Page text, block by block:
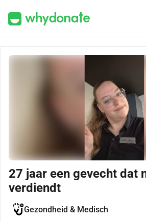
27 jaar een gevecht dat
verdiendt
Gezondheid & Medisch